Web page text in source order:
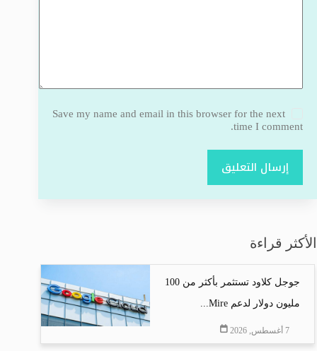
Save my name and email in this browser for the next
time I comment.
إرسال التعليق
الأكثر قراءة
جوجل كلاود تستثمر بأكثر من 100
مليون دولار لدعم Mire...
7 أغسطس, 2026